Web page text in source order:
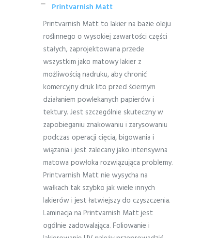
Printvarnish Matt
Printvarnish Matt to lakier na bazie oleju
roślinnego o wysokiej zawartości części
stałych, zaprojektowana przede
wszystkim jako matowy lakier z
możliwością nadruku, aby chronić
komercyjny druk lito przed ściernym
działaniem powlekanych papierów i
tektury. Jest szczególnie skuteczny w
zapobieganiu znakowaniu i zarysowaniu
podczas operacji cięcia, bigowania i
wiązania i jest zalecany jako intensywna
matowa powłoka rozwiązująca problemy.
Printvarnish Matt nie wysycha na
wałkach tak szybko jak wiele innych
lakierów i jest łatwiejszy do czyszczenia.
Laminacja na Printvarnish Matt jest
ogólnie zadowalająca. Foliowanie i